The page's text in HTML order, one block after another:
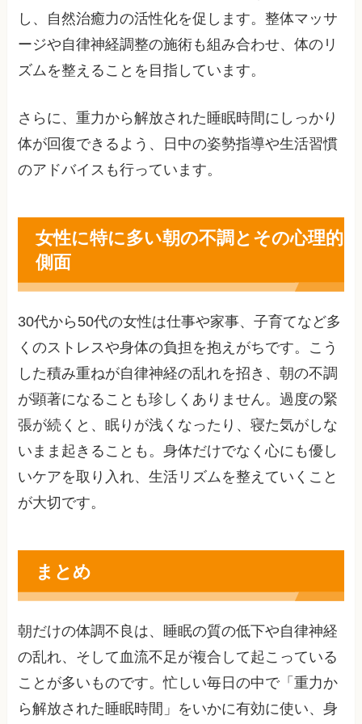
し、自然治癒力の活性化を促します。整体マッサ
ージや自律神経調整の施術も組み合わせ、体のリ
ズムを整えることを目指しています。
さらに、重力から解放された睡眠時間にしっかり
体が回復できるよう、日中の姿勢指導や生活習慣
のアドバイスも行っています。
女性に特に多い朝の不調とその心理的
側面
30代から50代の女性は仕事や家事、子育てなど多
くのストレスや身体の負担を抱えがちです。こう
した積み重ねが自律神経の乱れを招き、朝の不調
が顕著になることも珍しくありません。過度の緊
張が続くと、眠りが浅くなったり、寝た気がしな
いまま起きることも。身体だけでなく心にも優し
いケアを取り入れ、生活リズムを整えていくこと
が大切です。
まとめ
朝だけの体調不良は、睡眠の質の低下や自律神経
の乱れ、そして血流不足が複合して起こっている
ことが多いものです。忙しい毎日の中で「重力か
ら解放された睡眠時間」をいかに有効に使い、身